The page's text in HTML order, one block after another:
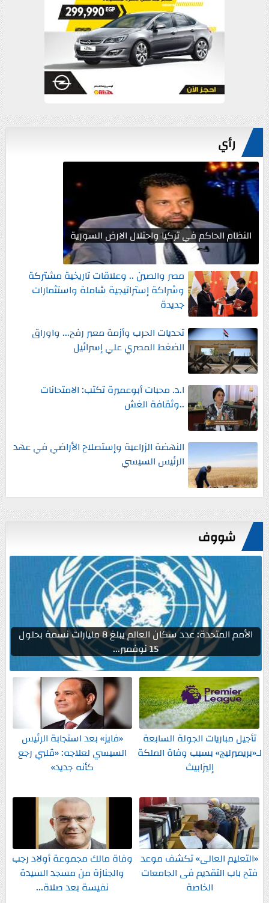
رأي
النظام الحاكم في تركيا واحتلال الارض السورية
مصر والصين .. وعلاقات تاريخية مشتركة
وشراكة إستراتيجية شاملة واستثمارات
جديدة
تحديات الحرب وأزمة معبر رفح... واوراق
الضغط المصري علي إسرائيل
ا.د. محبات أبوعميرة تكتب: الامتحانات
..وثقافة الغش
النهضة الزراعية وإستصلاح الأراضي في عهد
الرئيس السيسي
شووف
الأمم المتحدة: عدد سكان العالم يبلغ 8 مليارات نسمة بحلول
15 نوفمبر...
تأجيل مباريات الجولة السابعة
لـ«بريميرليج» بسبب وفاة الملكة
إليزابيث
«فايز» بعد استجابة الرئيس
السيسي لعلاجه: «قلبي رجع
كأنه جديد»
«التعليم العالى» تكشف موعد
فتح باب التقديم فى الجامعات
الخاصة
وفاة مالك مجموعة أولاد رجب
والجنازة من مسجد السيدة
نفيسة بعد صلاة...